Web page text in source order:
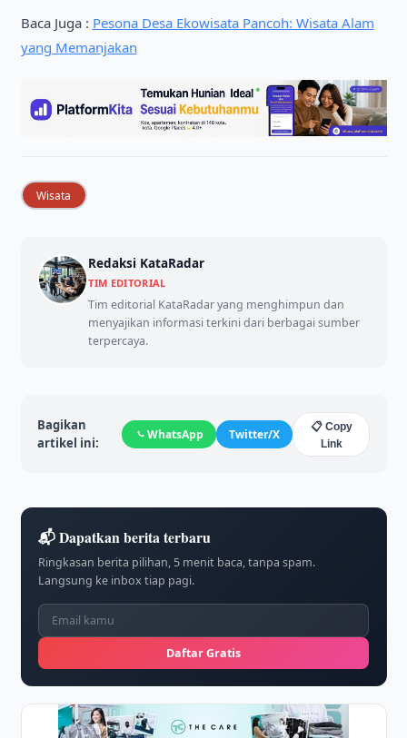
Baca Juga : Pesona Desa Ekowisata Pancoh: Wisata Alam
yang Memanjakan
Wisata
Redaksi KataRadar
TIM EDITORIAL
Tim editorial KataRadar yang menghimpun dan
menyajikan informasi terkini dari berbagai sumber
terpercaya.
Bagikan
artikel ini:
WhatsApp Twitter/X
📋 Copy
Link
📬 Dapatkan berita terbaru
Ringkasan berita pilihan, 5 menit baca, tanpa spam.
Langsung ke inbox tiap pagi.
Daftar Gratis